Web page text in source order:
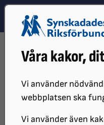
Våra kakor,
Vi använder
webbplatsen ska
Vi använder även
Hoppa till innehåll
Hoppa till hitta snabbt
DISTRIKT
SRF ÖREBRO